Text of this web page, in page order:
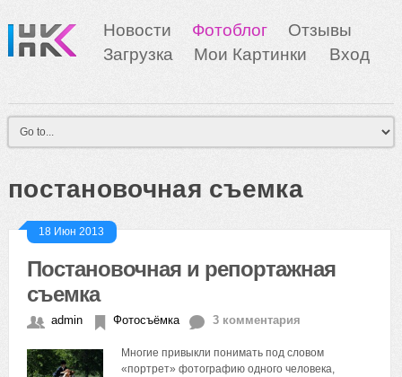
Новости Фотоблог
Отзывы
Загрузка
Мои Картинки Вход
постановочная съемка
18 Июн 2013
Постановочная и репортажная
съемка
admin Фотосъёмка 3 комментария
Многие привыкли понимать под словом
«портрет» фотографию одного человека,